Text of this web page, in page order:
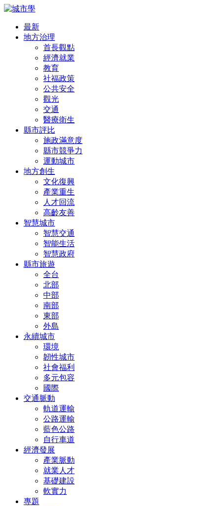
最新
地方治理
首長觀點
經濟就業
教育
社福政策
公共安全
觀光
交通
醫療衛生
縣市評比
施政滿意度
縣市競爭力
運動城市
地方創生
文化復興
產業重生
人才回流
高齡友善
智慧城市
智慧交通
智能生活
智慧政府
縣市旅遊
全台
北部
中部
南部
東部
外島
永續城市
環境
韌性城市
社會福利
多元包容
國際
交通脈動
軌道運輸
公路運輸
藍色公路
自行車道
經濟發展
產業脈動
就業人才
基礎建設
軟實力
專題